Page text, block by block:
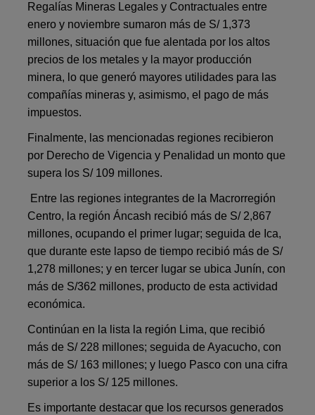
Regalías Mineras Legales y Contractuales entre
enero y noviembre sumaron más de S/ 1,373
millones, situación que fue alentada por los altos
precios de los metales y la mayor producción
minera, lo que generó mayores utilidades para las
compañías mineras y, asimismo, el pago de más
impuestos.
Finalmente, las mencionadas regiones recibieron
por Derecho de Vigencia y Penalidad un monto que
supera los S/ 109 millones.
Entre las regiones integrantes de la Macrorregión
Centro, la región Áncash recibió más de S/ 2,867
millones, ocupando el primer lugar; seguida de Ica,
que durante este lapso de tiempo recibió más de S/
1,278 millones; y en tercer lugar se ubica Junín, con
más de S/362 millones, producto de esta actividad
económica.
Continúan en la lista la región Lima, que recibió
más de S/ 228 millones; seguida de Ayacucho, con
más de S/ 163 millones; y luego Pasco con una cifra
superior a los S/ 125 millones.
Es importante destacar que los recursos generados